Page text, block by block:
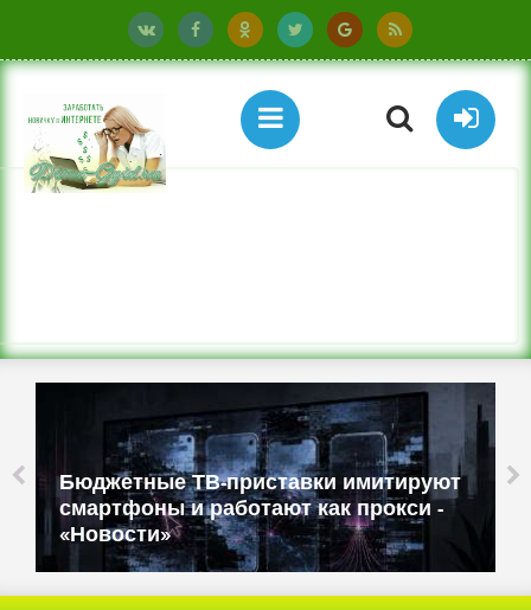
Бюджетные ТВ-приставки имитируют
смартфоны и работают как прокси -
«Новости»